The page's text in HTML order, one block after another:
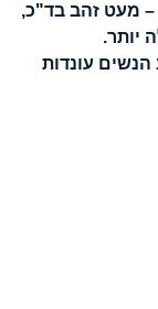
– מעט זהב בד"כ,
יותר.
עונדות